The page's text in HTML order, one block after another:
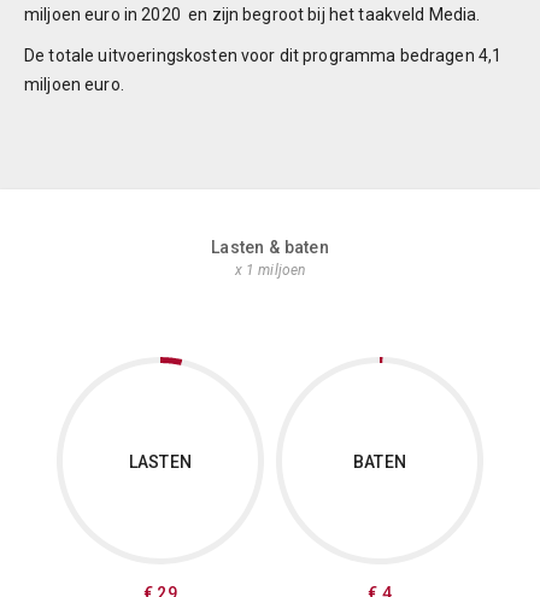
miljoen euro in 2020 en zijn begroot bij het taakveld Media.
De totale uitvoeringskosten voor dit programma bedragen 4,1
miljoen euro.
Lasten & baten
x 1 miljoen
LASTEN BATEN